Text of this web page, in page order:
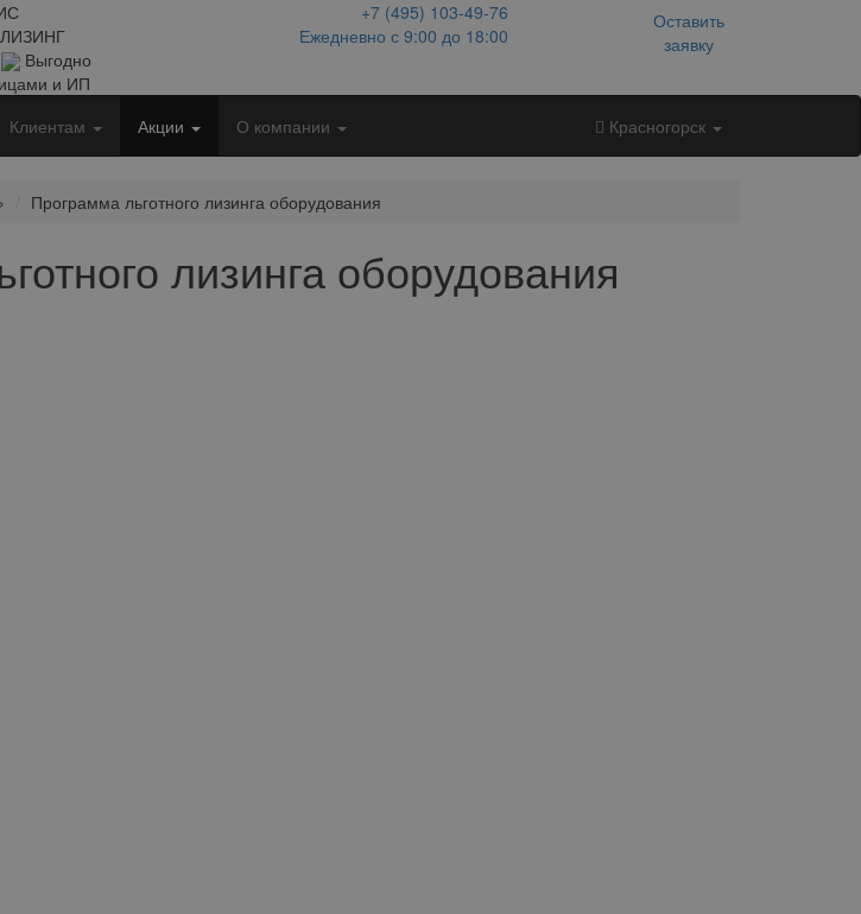
Выгодно
и ИП
+7 (495) 103-49-76
Ежедневно с 9:00 до 18:00
Оставить
заявку
Клиентам Акции О компании Красногорск
Программа льготного лизинга оборудования
лизинга оборудования